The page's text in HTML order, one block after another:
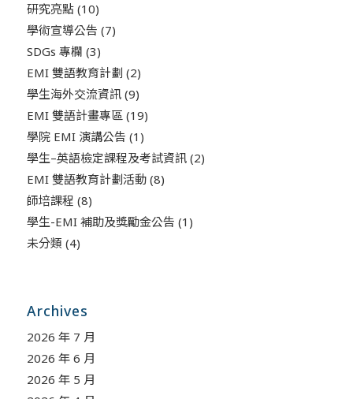
研究亮點(10)
學術宣導公告 (7)
SDGs 專欄 (3)
EMI 雙語教育計劃 (2)
學生海外交流資訊(9)
EMI 雙語計畫專區(19)
學院 EMI 演講公告 (1)
學生–英語檢定課程及考試資訊(2)
EMI 雙語教育計劃活動(8)
師培課程 (8)
學生-EMI 補助及獎勵金公告 (1)
未分類 (4)
Archives
2026 年 7 月
2026 年 6 月
2026 年 5 月